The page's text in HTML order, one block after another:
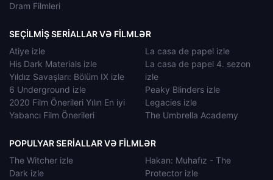
Dram Filmleri
SEÇILMIŞ SERIALLAR VƏ FILMLƏR
Atiye izle
His Dark Materials izle
Yıldız Savaşları: Bölüm IX izle
6 Underground izle
2020 Film Önerileri Yılın En iyi
Yabancı Film Önerileri
La casa de papel izle
La casa de papel 4. sezon
izle
Peaky Blinders izle
Legacies izle
The Umbrella Academy
POPULYAR SERIALLAR VƏ FILMLƏR
The Witcher izle
Dark izle
Hakan: Muhafız - The
Protector izle